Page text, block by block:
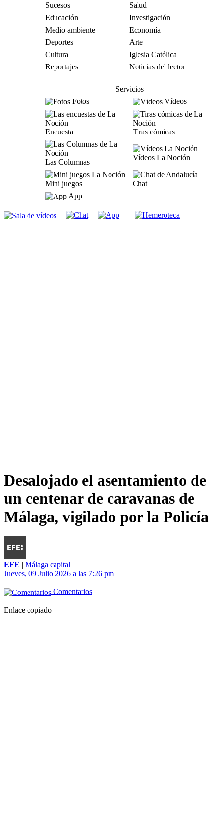
Sucesos
Salud
Educación
Investigación
Medio ambiente
Economía
Deportes
Arte
Cultura
Iglesia Católica
Reportajes
Noticias del lector
Servicios
Fotos
Vídeos
Encuesta Tiras cómicas
Las Columnas
Vídeos La Noción
Mini juegos
Chat
App
| | |
Desalojado el asentamiento de
un centenar de caravanas de
Málaga, vigilado por la Policía
EFE | Málaga capital
Jueves, 09 Julio 2026 a las 7:26 pm
Comentarios
Enlace copiado